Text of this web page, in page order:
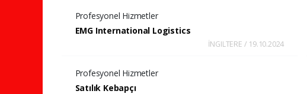
Profesyonel Hizmetler
EMG International Logistics
İNGILTERE / 19.10.2024
Profesyonel Hizmetler
Satılık Kebapçı